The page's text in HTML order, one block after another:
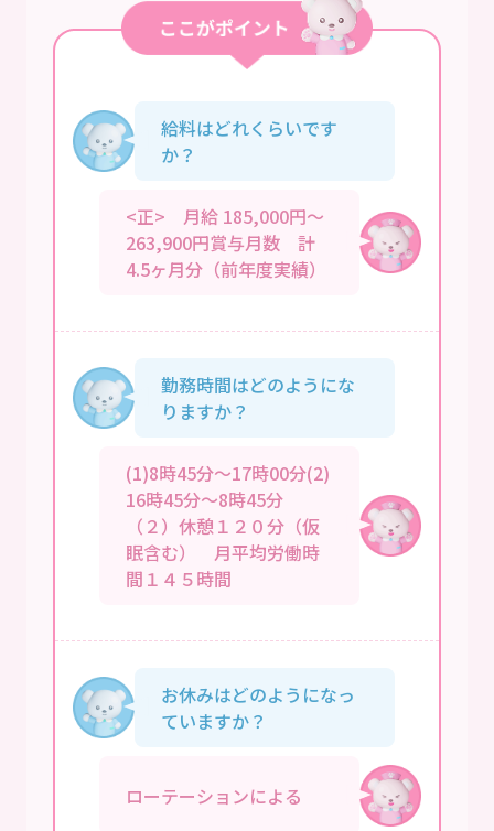
給料はどれくらいです
か？
<正> 月給 185,000円～
263,900円賞与月数 計
4.5ヶ月分（前年度実績）
勤務時間はどのようにな
りますか？
(1)8時45分～17時00分(2)
16時45分～8時45分
（２）休憩１２０分（仮
眠含む） 月平均労働時
間１４５時間
お休みはどのようになっ
ていますか？
ローテーションによる